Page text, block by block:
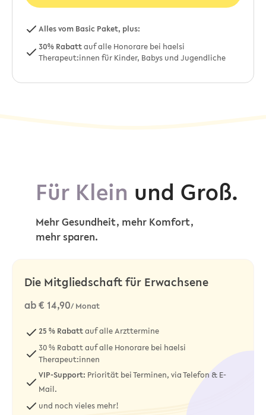
Alles vom Basic Paket, plus:
30% Rabattauf alle Honorare bei haelsi
Therapeut:innen für Kinder, Babys und Jugendliche
Für Klein und Groß.
Mehr Gesundheit, mehr Komfort,
mehr sparen.
Die Mitgliedschaft für Erwachsene
ab € 14,90/ Monat
25 % Rabattauf alle Arzttermine
30 % Rabatt auf alle Honorare bei haelsi
Therapeut:innen
VIP-Support: Priorität bei Terminen, via Telefon & E-
Mail.
und noch vieles mehr!